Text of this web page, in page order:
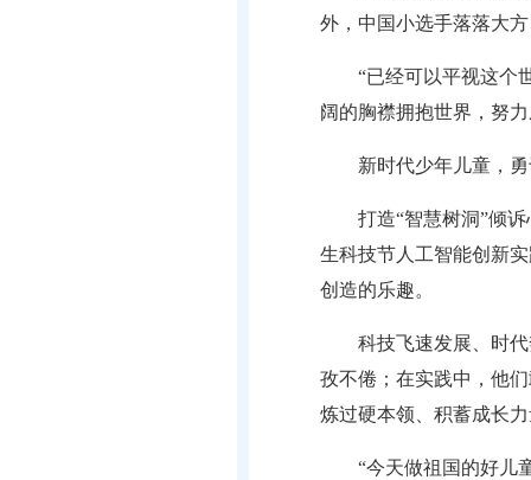
外，中国小选手落落大
“已经可以平视这个
阔的胸襟拥抱世界，努
新时代少年儿童，
打造“智慧树洞”倾
生科技节人工智能创新
创造的乐趣。
科技飞速发展、时
孜不倦；在实践中，他
炼过硬本领、积蓄成长
“今天做祖国的好儿